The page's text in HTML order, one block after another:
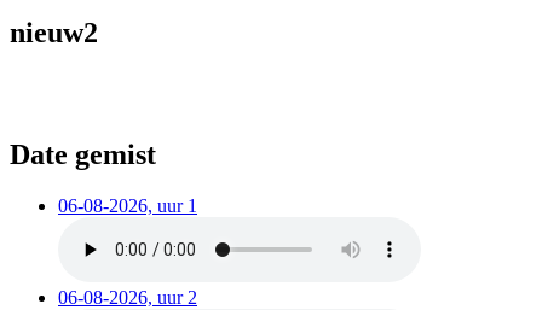
nieuw2
Date gemist
06-08-2026, uur 1
06-08-2026, uur 2